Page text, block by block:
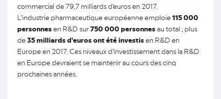
commercial de 79,7 milliards d'euros en 2017.
L’industrie pharmaceutique européenne emploie115 000
personnesen R&D sur750 000 personnesau total ; plus
de35 milliards d'euros ont été investisen R&D en
Europe en 2017. Ces niveaux d'investissement dans la R&D
en Europe devraient se maintenir au cours des cinq
prochaines années.